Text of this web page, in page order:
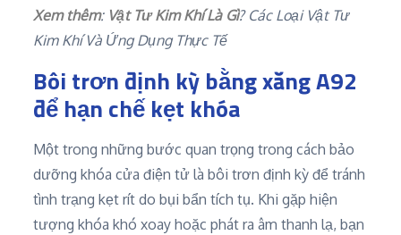
Xem thêm: Vật Tư Kim Khí Là Gì? Các Loại Vật Tư
Kim Khí Và Ứng Dụng Thực Tế
Bôi trơn định kỳ bằng xăng A92
để hạn chế kẹt khóa
Một trong những bước quan trọng trong cách bảo
dưỡng khóa cửa điện tử là bôi trơn định kỳ để tránh
tình trạng kẹt rít do bụi bẩn tích tụ. Khi gặp hiện
tượng khóa khó xoay hoặc phát ra âm thanh lạ, bạn